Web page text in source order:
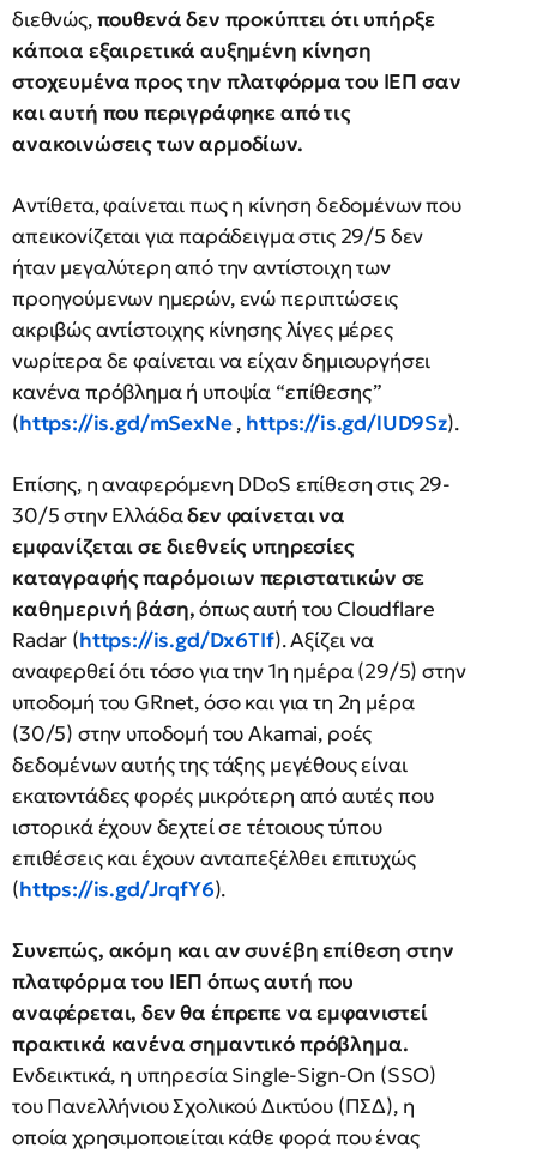
διεθνώς,πουθενά δεν προκύπτει ότι υπήρξε
κάποια εξαιρετικά αυξημένη κίνηση
στοχευμένα προς την πλατφόρμα του ΙΕΠ σαν
και αυτή που περιγράφηκε από τις
ανακοινώσεις των αρμοδίων.
Αντίθετα, φαίνεται πως η κίνηση δεδομένων που
απεικονίζεται για παράδειγμα στις 29/5 δεν
ήταν μεγαλύτερη από την αντίστοιχη των
προηγούμενων ημερών, ενώ περιπτώσεις
ακριβώς αντίστοιχης κίνησης λίγες μέρες
νωρίτερα δε φαίνεται να είχαν δημιουργήσει
κανένα πρόβλημα ή υποψία “επίθεσης”
(https://is.gd/mSexNe, https://is.gd/lUD9Sz).
Επίσης, η αναφερόμενη DDoS επίθεση στις 29-
30/5 στην Ελλάδαδεν φαίνεται να
εμφανίζεται σε διεθνείς υπηρεσίες
καταγραφής παρόμοιων περιστατικών σε
καθημερινή βάση,όπως αυτή του Cloudflare
Radar (https://is.gd/Dx6TIf). Aξίζει να
αναφερθεί ότι τόσο για την 1η ημέρα (29/5) στην
υποδομή του GRnet, όσο και για τη 2η μέρα
(30/5) στην υποδομή του Akamai, ροές
δεδομένων αυτής της τάξης μεγέθους είναι
εκατοντάδες φορές μικρότερη από αυτές που
ιστορικά έχουν δεχτεί σε τέτοιους τύπου
επιθέσεις και έχουν ανταπεξέλθει επιτυχώς
(https://is.gd/JrqfY6).
Συνεπώς, ακόμη και αν συνέβη επίθεση στην
πλατφόρμα του ΙΕΠ όπως αυτή που
αναφέρεται, δεν θα έπρεπε να εμφανιστεί
πρακτικά κανένα σημαντικό πρόβλημα.
Ενδεικτικά, η υπηρεσία Single-Sign-On (SSO)
του Πανελλήνιου Σχολικού Δικτύου (ΠΣΔ), η
οποία χρησιμοποιείται κάθε φορά που ένας